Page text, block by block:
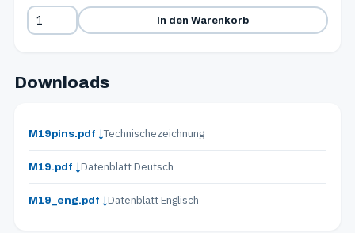
In den Warenkorb
Downloads
M19pins.pdf ↓Technischezeichnung
M19.pdf ↓Datenblatt Deutsch
M19_eng.pdf ↓Datenblatt Englisch